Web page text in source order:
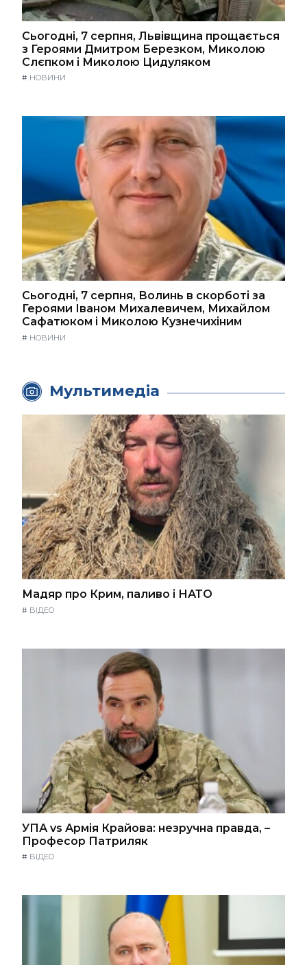
Сьогодні, 7 серпня, Львівщина прощається
з Героями Дмитром Березком, Миколою
Слєпком і Миколою Цидуляком
# НОВИНИ
Сьогодні, 7 серпня, Волинь в скорботі за
Героями Іваном Михалевичем, Михайлом
Сафатюком і Миколою Кузнечихіним
# НОВИНИ
Мультимедіа
Мадяр про Крим, паливо і НАТО
# ВІДЕО
УПА vs Армія Крайова: незручна правда, –
Професор Патриляк
# ВІДЕО